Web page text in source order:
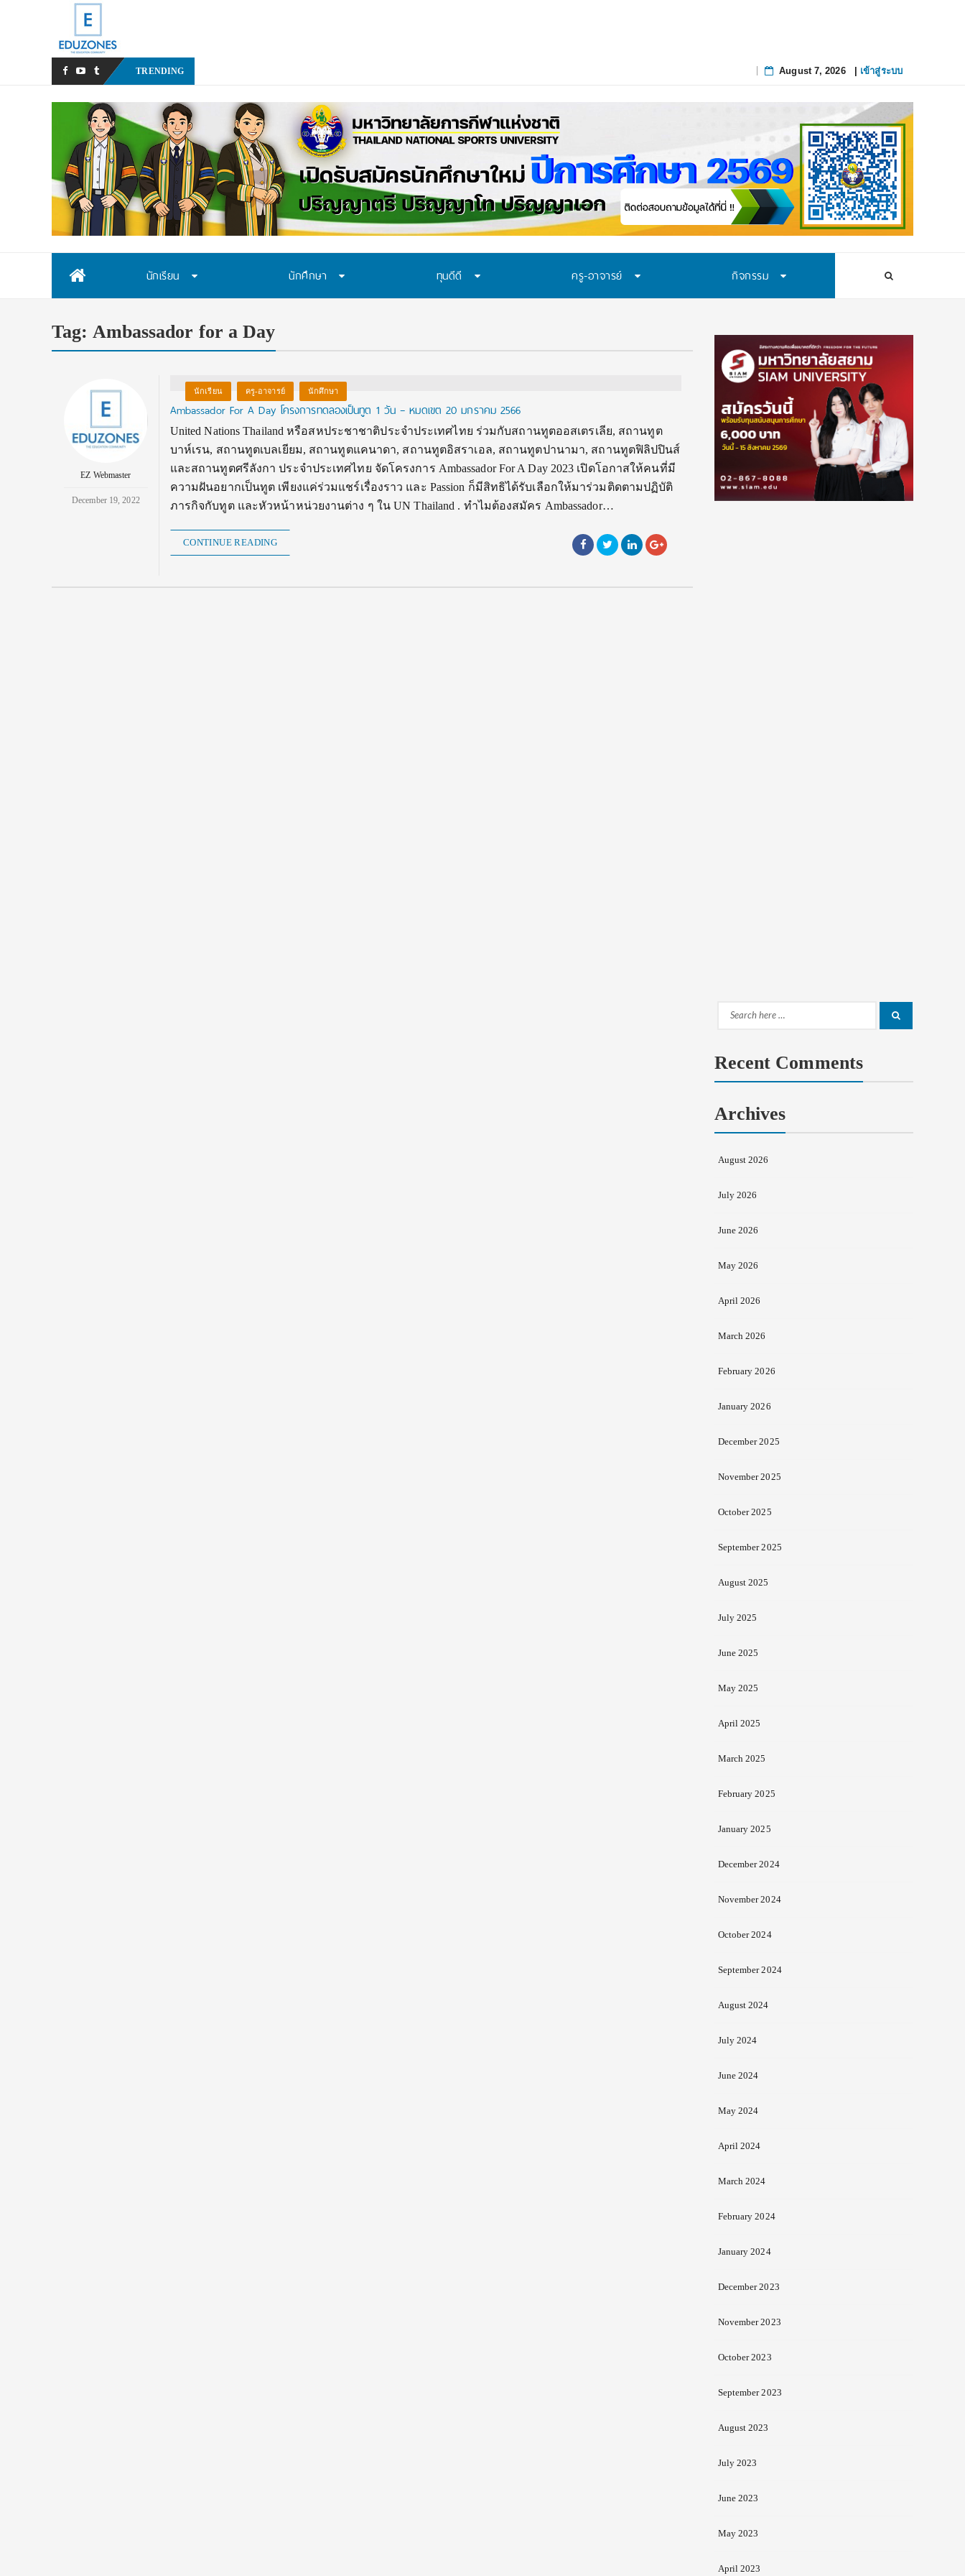
TRENDING August 7, 2026| เข้าสู่ระบบ
นักเรียน นักศึกษา ทุนดีดี ครู-อาจารย์ กิจกรรม
Tag: Ambassador for a Day
EZ Webmaster
December 19, 2022
นักเรียน ครู-อาจารย์ นักศึกษา
Ambassador For A Day โครงการทดลองเป็นทูต 1 วัน – หมดเขต 20 มกราคม 2566
United Nations Thailand หรือสหประชาชาติประจำประเทศไทย ร่วมกับสถานทูตออสเตรเลีย, สถานทูต
บาห์เรน, สถานทูตเบลเยียม, สถานทูตแคนาดา, สถานทูตอิสราเอล, สถานทูตปานามา, สถานทูตฟิลิปปินส์
และสถานทูตศรีลังกา ประจำประเทศไทย จัดโครงการ Ambassador For A Day 2023 เปิดโอกาสให้คนที่มี
ความฝันอยากเป็นทูต เพียงแค่ร่วมแชร์เรื่องราว และ Passion ก็มีสิทธิได้รับเลือกให้มาร่วมติดตามปฏิบัติ
ภารกิจกับทูต และหัวหน้าหน่วยงานต่าง ๆ ใน UN Thailand . ทำไมต้องสมัคร Ambassador…
CONTINUE READING
Search
Recent Comments
Archives
August 2026
July 2026
June 2026
May 2026
April 2026
March 2026
February 2026
January 2026
December 2025
November 2025
October 2025
September 2025
August 2025
July 2025
June 2025
May 2025
April 2025
March 2025
February 2025
January 2025
December 2024
November 2024
October 2024
September 2024
August 2024
July 2024
June 2024
May 2024
April 2024
March 2024
February 2024
January 2024
December 2023
November 2023
October 2023
September 2023
August 2023
July 2023
June 2023
May 2023
April 2023